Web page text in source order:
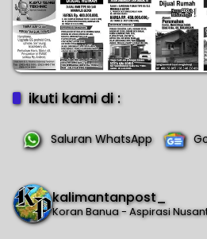
ikuti kami di :
Saluran WhatsApp
kalimantanpost_
Koran Banua - Aspirasi